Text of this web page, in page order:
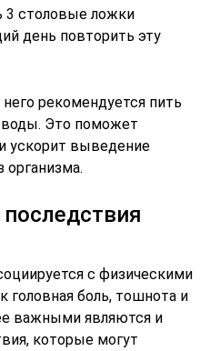
3 столовые ложки
день повторить эту
рекомендуется пить
Это поможет
ускорит выведение
организма.
с физическими
головная боль, тошнота и
важными являются и
которые могут